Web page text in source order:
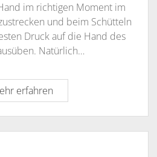
im richtigen Moment im
und beim Schütteln
Druck auf die Hand des
Natürlich…
erfahrenCorporate
Culture:
Wie
tickt